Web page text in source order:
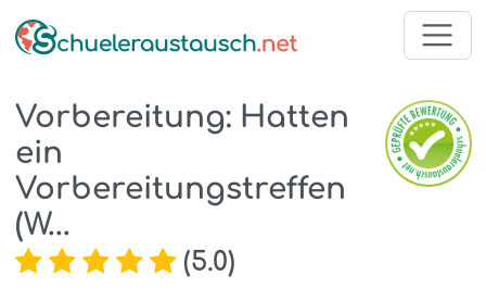
Vorbereitung: Hatten
ein
Vorbereitungstreffen
(W...
(5.0)